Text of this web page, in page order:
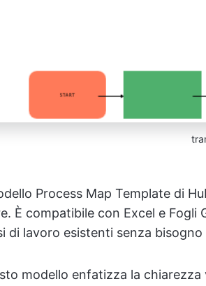
Process Map Template di
È compatibile con Excel e
di lavoro esistenti senza
modello enfatizza la